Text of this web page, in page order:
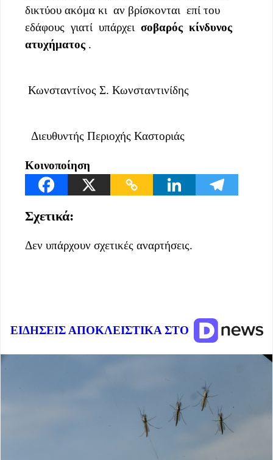
δικτύου ακόμα κι αν βρίσκονται επί του
εδάφους γιατί υπάρχει σοβαρός κίνδυνος
ατυχήματος .
Κωνσταντίνος Σ. Κωνσταντινίδης
Διευθυντής Περιοχής Καστοριάς
Κοινοποίηση
Σχετικά:
Δεν υπάρχουν σχετικές αναρτήσεις.
ΕΙΔΗΣΕΙΣ ΑΠΟΚΛΕΙΣΤΙΚΑ ΣΤΟ